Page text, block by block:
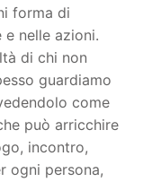
forma di
e nelle azioni.
di chi non
guardiamo
come
può arricchire
incontro,
ogni persona,